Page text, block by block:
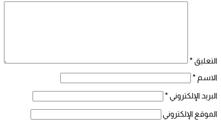
التعليق *
الاسم *
البريد الإلكتروني *
الموقع الإلكتروني